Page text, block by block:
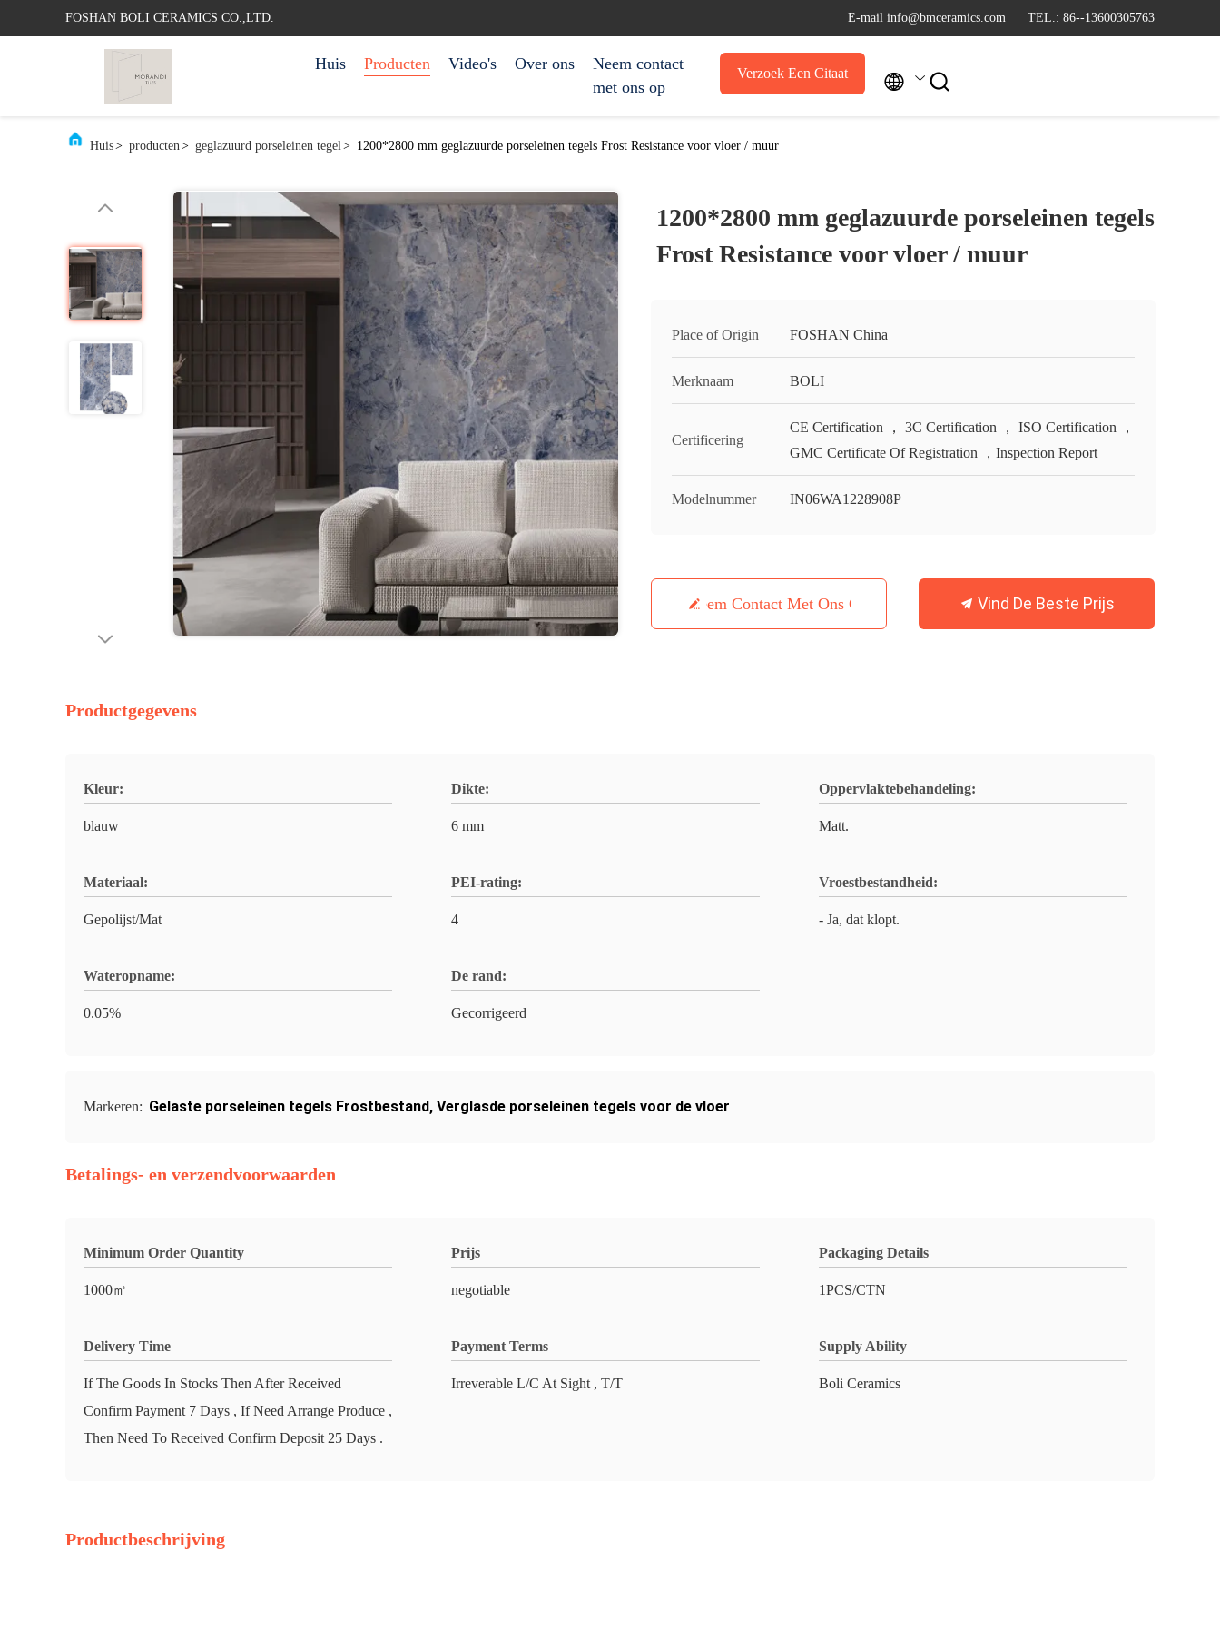
FOSHAN BOLI CERAMICS CO.,LTD. E-mail info@bmceramics.com TEL.: 86--13600305763
Huis Producten Video's Over ons
Neem contact
met ons op
Verzoek Een Citaat  
Huis> producten> geglazuurd porseleinen tegel> 1200*2800 mm geglazuurde porseleinen tegels Frost Resistance voor vloer / muur
1200*2800 mm geglazuurde porseleinen tegels
Frost Resistance voor vloer / muur
Place of Origin FOSHAN China
Merknaam BOLI
Certificering
CE Certification ， 3C Certification ， ISO Certification ，
GMC Certificate Of Registration ，Inspection Report
Modelnummer IN06WA1228908P
Neem Contact Met Ons Op Vind De Beste Prijs
Productgegevens
Kleur:
blauw
Dikte:
6 mm
Oppervlaktebehandeling:
Matt.
Materiaal:
Gepolijst/Mat
PEI-rating:
4
Vroestbestandheid:
- Ja, dat klopt.
Wateropname:
0.05%
De rand:
Gecorrigeerd
Markeren: Gelaste porseleinen tegels Frostbestand, Verglasde porseleinen tegels voor de vloer
Betalings- en verzendvoorwaarden
Minimum Order Quantity
1000㎡
Prijs
negotiable
Packaging Details
1PCS/CTN
Delivery Time
If The Goods In Stocks Then After Received
Confirm Payment 7 Days , If Need Arrange Produce ,
Then Need To Received Confirm Deposit 25 Days .
Payment Terms
Irreverable L/C At Sight , T/T
Supply Ability
Boli Ceramics
Productbeschrijving